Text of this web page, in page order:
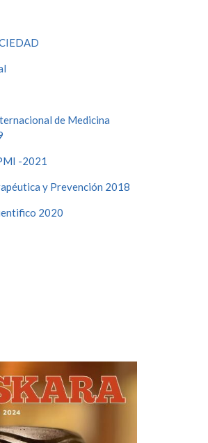
de Medicina
-2021
y Prevención 2018
2020